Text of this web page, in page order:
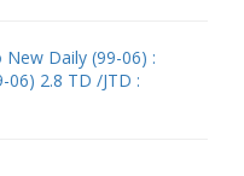
New Daily (99-06) :
06) 2.8 TD /JTD :